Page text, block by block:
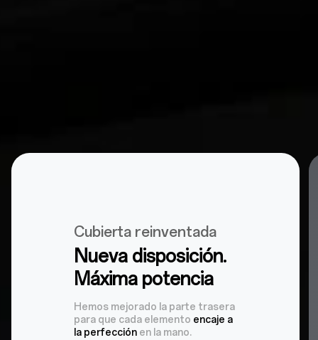
Cubierta reinventada
Nueva disposición.
Máxima potencia
Hemos mejorado la parte trasera
para que cada elemento encaje a
la perfección en la mano.